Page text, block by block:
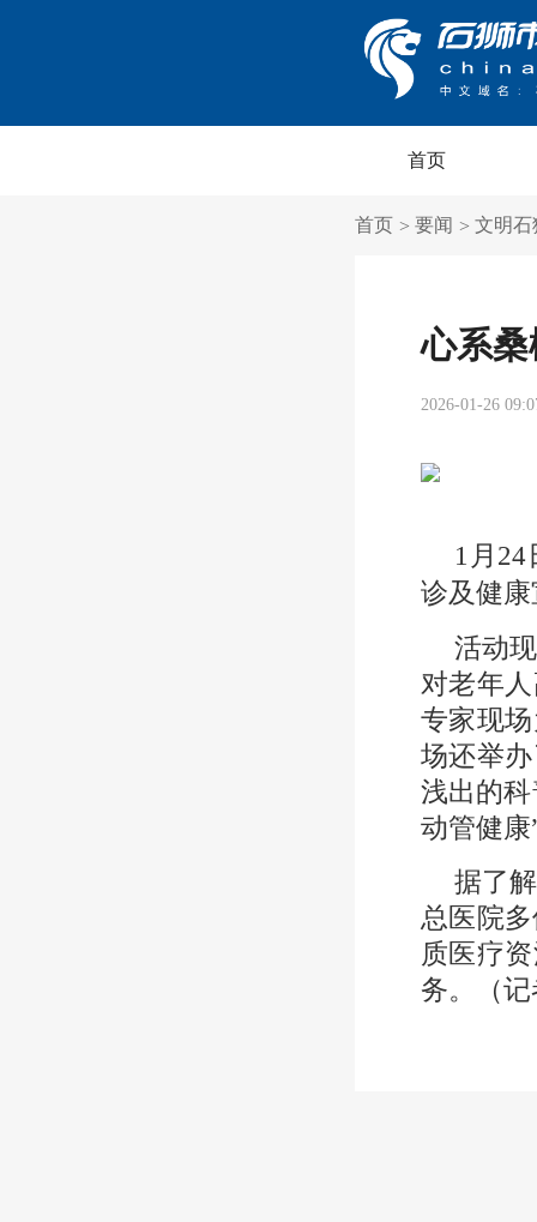
首页
首页 > 要闻 > 文明石
心系
2026-01-26
1月
诊及健
活动
对老年
专家现
场还举
浅出的
动管健康
据了
总医院
质医疗
务。（